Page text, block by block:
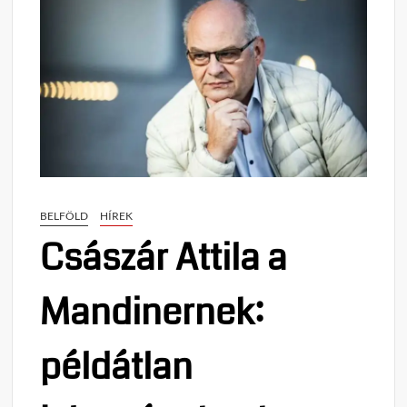
BELFÖLD HÍREK
Császár Attila a
Mandinernek:
példátlan